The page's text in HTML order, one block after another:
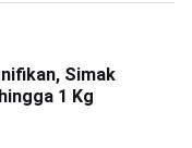
Simak
1 Kg